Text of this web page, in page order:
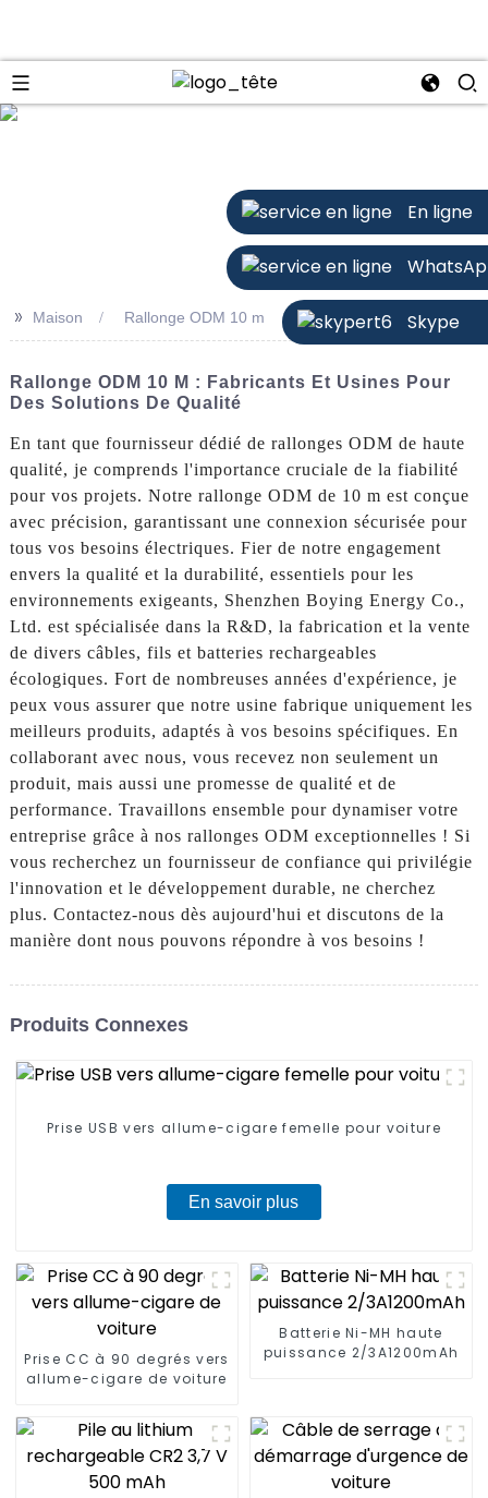
En ligne
Skype
>> Maison Rallonge ODM 10 m
Rallonge ODM 10 M : Fabricants Et Usines Pour
Des Solutions De Qualité
En tant que fournisseur dédié de rallonges ODM de haute
qualité, je comprends l'importance cruciale de la fiabilité
pour vos projets. Notre rallonge ODM de 10 m est conçue
avec précision, garantissant une connexion sécurisée pour
tous vos besoins électriques. Fier de notre engagement
envers la qualité et la durabilité, essentiels pour les
environnements exigeants, Shenzhen Boying Energy Co.,
Ltd. est spécialisée dans la R&D, la fabrication et la vente
de divers câbles, fils et batteries rechargeables
écologiques. Fort de nombreuses années d'expérience, je
peux vous assurer que notre usine fabrique uniquement les
meilleurs produits, adaptés à vos besoins spécifiques. En
collaborant avec nous, vous recevez non seulement un
produit, mais aussi une promesse de qualité et de
performance. Travaillons ensemble pour dynamiser votre
entreprise grâce à nos rallonges ODM exceptionnelles ! Si
vous recherchez un fournisseur de confiance qui privilégie
l'innovation et le développement durable, ne cherchez
plus. Contactez-nous dès aujourd'hui et discutons de la
manière dont nous pouvons répondre à vos besoins !
Produits Connexes
Prise USB vers allume-cigare femelle pour voiture
En savoir plus
Prise CC à 90 degrés vers
allume-cigare de voiture
Batterie Ni-MH haute
puissance 2/3A1200mAh